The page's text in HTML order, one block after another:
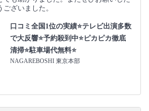
ざいました。
口コミ全国1位の実績⭐テレビ出演多数
で大反響⭐予約殺到中⭐ピカピカ徹底
清掃⭐駐車場代無料⭐
NAGAREBOSHI 東京本部